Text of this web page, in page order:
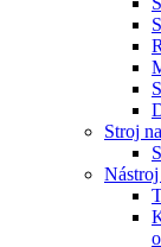
Stroj